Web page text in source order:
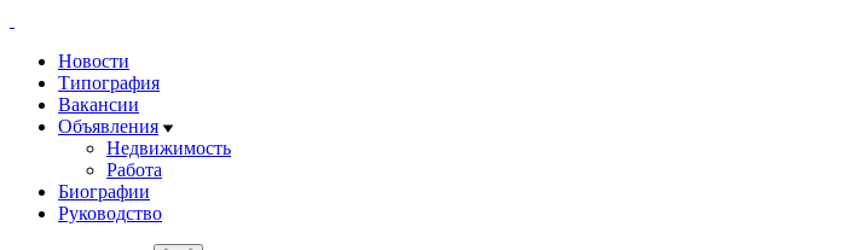
Новости
Типография
Вакансии
Объявления
Недвижимость
Работа
Биографии
Руководство